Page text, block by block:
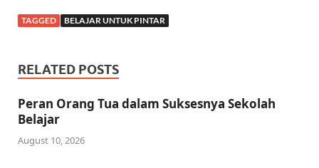
TAGGED BELAJAR UNTUK PINTAR
RELATED POSTS
Peran Orang Tua dalam Suksesnya Sekolah
Belajar
August 10, 2026